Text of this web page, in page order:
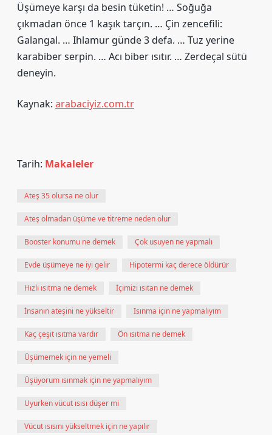
Üşümeye karşı da besin tüketin! … Soğuğa
çıkmadan önce 1 kaşık tarçın. … Çin zencefili:
Galangal. … Ihlamur günde 3 defa. … Tuz yerine
karabiber serpin. … Acı biber ısıtır. … Zerdeçal sütü
deneyin.
Kaynak: arabaciyiz.com.tr
Tarih: Makaleler
Ateş 35 olursa ne olur
Ateş olmadan üşüme ve titreme neden olur
Booster konumu ne demek Çok usuyen ne yapmalı
Evde üşümeye ne iyi gelir Hipotermi kaç derece öldürür
Hızlı ısıtma ne demek İçimizi ısıtan ne demek
İnsanın ateşini ne yükseltir Isınma için ne yapmalıyım
Kaç çeşit ısıtma vardır Ön ısıtma ne demek
Üşümemek için ne yemeli
Üşüyorum ısınmak için ne yapmalıyım
Uyurken vücut ısısı düşer mi
Vücut ısısını yükseltmek için ne yapılır